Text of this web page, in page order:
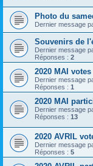
Photo du
Dernier message
Souvenirs de
Dernier message
Réponses : 2
2020 MAI votes
Dernier message
Réponses : 1
2020 MAI
Dernier message
Réponses : 13
2020 AVRIL
Dernier message
Réponses : 5